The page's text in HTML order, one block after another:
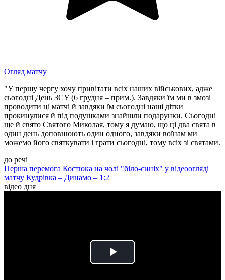
Огляд матчу
"У першу чергу хочу привітати всіх наших військових, адже
сьогодні День ЗСУ (6 грудня – прим.). Завдяки їм ми в змозі
проводити ці матчі й завдяки їм сьогодні наші дітки
прокинулися й під подушками знайшли подарунки. Сьогодні
ще й свято Святого Миколая, тому я думаю, що ці два свята в
один день доповнюють один одного, завдяки воїнам ми
можемо його святкувати і грати сьогодні, тому всіх зі святами.
до речі
Перша перемога Костюка на чолі "біло-синіх" у відеоогляді
матчу Кудрівка – Динамо – 1:2
відео дня
Play